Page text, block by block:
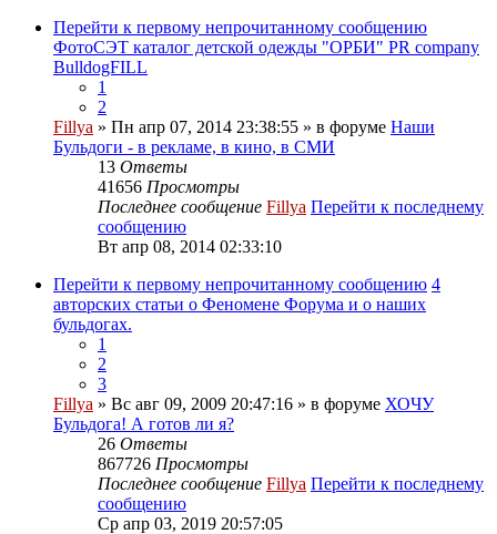
Перейти к первому непрочитанному сообщению
ФотоСЭТ каталог детской одежды "ОРБИ" PR company
BulldogFILL
1
2
Fillya » Пн апр 07, 2014 23:38:55 » в форуме Наши
Бульдоги - в рекламе, в кино, в СМИ
13 Ответы
41656 Просмотры
Последнее сообщение Fillya Перейти к последнему
сообщению
Вт апр 08, 2014 02:33:10
Перейти к первому непрочитанному сообщению 4
авторских статьи о Феномене Форума и о наших
бульдогах.
1
2
3
Fillya » Вс авг 09, 2009 20:47:16 » в форуме ХОЧУ
Бульдога! А готов ли я?
26 Ответы
867726 Просмотры
Последнее сообщение Fillya Перейти к последнему
сообщению
Ср апр 03, 2019 20:57:05